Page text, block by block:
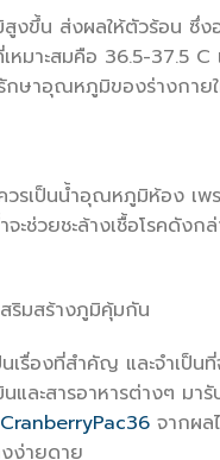
งขึ้น ส่งผลให้ตัวร้อน ซึ่ง
มาะสมคือ 36.5-37.5
กษาอุณหภูมิของร่างกาย
รเป็นน้ำอุณหภูมิห้อง เพ
ะช่วยชะล้างเชื้อโรคดัง
สริมสร้างภูมิคุ้มกัน
เรื่องที่สำคัญ และจำเป็
และสารอาหารต่างๆ ม
CranberryPac36 จากผล
ง่ายดาย